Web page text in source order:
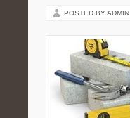
POSTED BY ADMIN